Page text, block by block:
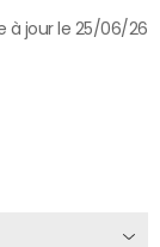
à jour le 25/06/26